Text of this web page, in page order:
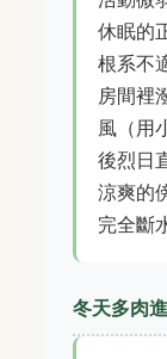
休眠的
根系不
房間裡
風（用
後烈日
涼爽的
完全斷
冬天多肉